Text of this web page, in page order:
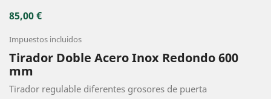
85,00 €
Impuestos incluidos
Tirador Doble Acero Inox Redondo 600
mm
Tirador regulable diferentes grosores de puerta